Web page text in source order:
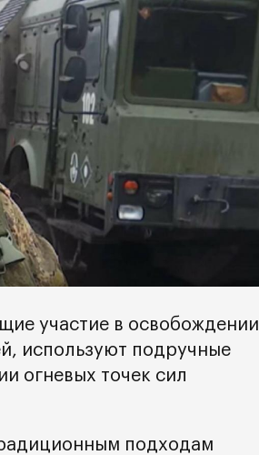
участие в освобождении
используют подручные
огневых точек сил
подходам